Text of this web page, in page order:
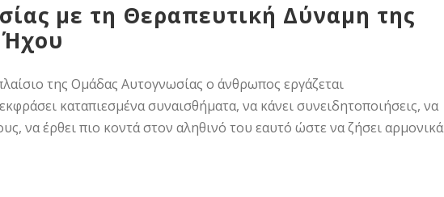
με τη Θεραπευτική Δύναμη της
της Ομάδας Αυτογνωσίας ο άνθρωπος εργάζεται
καταπιεσμένα συναισθήματα, να κάνει συνειδητοποιήσεις, να
να έρθει πιο κοντά στον αληθινό του εαυτό ώστε να ζήσει αρμονικά